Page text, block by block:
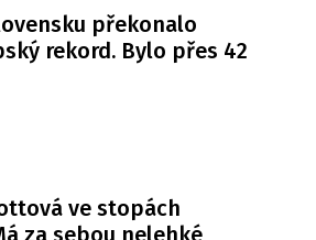
překonalo
rekord. Bylo přes 42
ve stopách